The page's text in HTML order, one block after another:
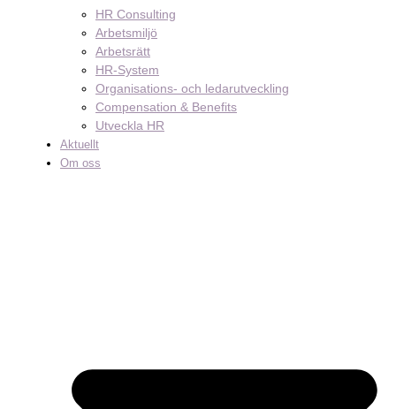
HR Consulting
Arbetsmiljö
Arbetsrätt
HR-System
Organisations- och ledarutveckling
Compensation & Benefits
Utveckla HR
Aktuellt
Om oss